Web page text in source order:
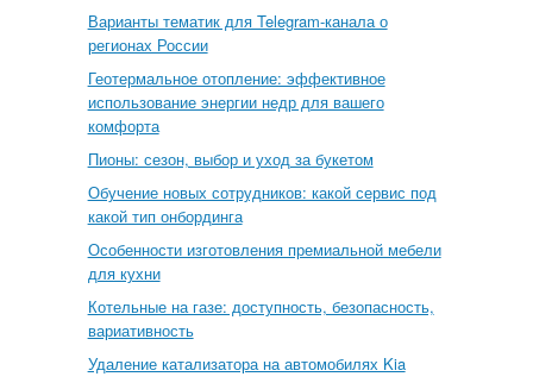
Варианты тематик для Telegram-канала о
регионах России
Геотермальное отопление: эффективное
использование энергии недр для вашего
комфорта
Пионы: сезон, выбор и уход за букетом
Обучение новых сотрудников: какой сервис под
какой тип онбординга
Особенности изготовления премиальной мебели
для кухни
Котельные на газе: доступность, безопасность,
вариативность
Удаление катализатора на автомобилях Kia